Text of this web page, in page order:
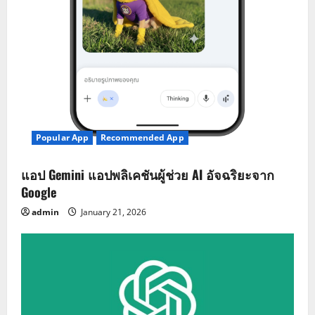
Popular App Recommended App
แอป Gemini แอปพลิเคชันผู้ช่วย AI อัจฉริยะจาก
Google
admin January 21, 2026